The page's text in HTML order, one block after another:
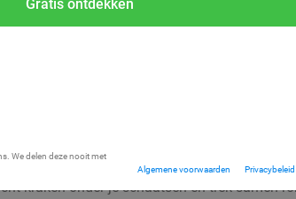
Gratis ontdekken
We delen deze nooit met
Algemene voorwaarden
kraken onder je schaatsen en trek samen